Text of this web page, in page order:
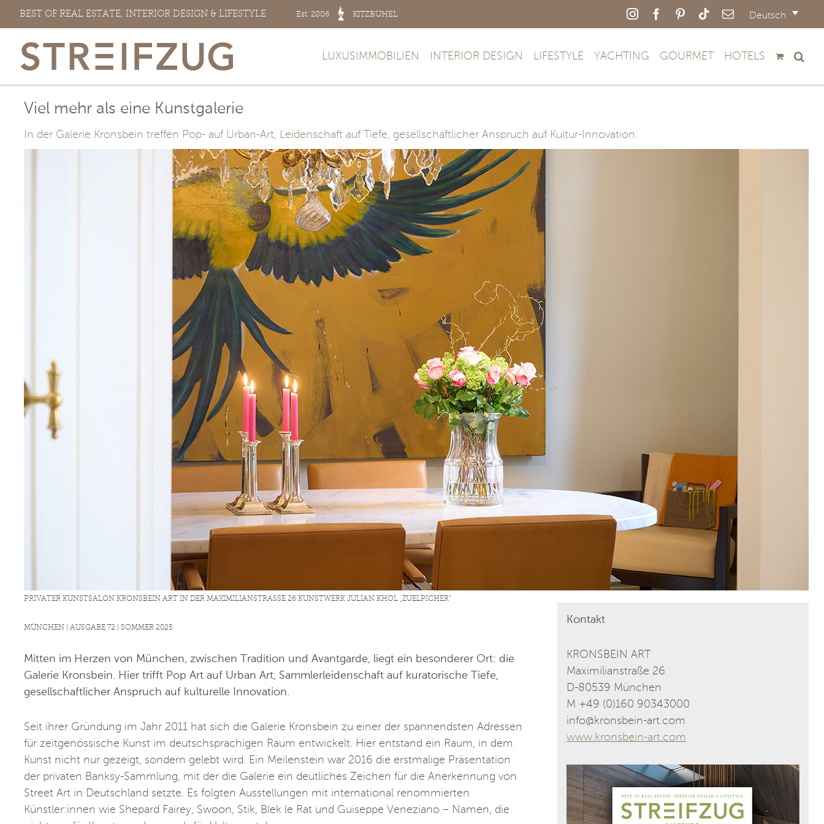
Zum
springen
BEST OF REAL ESTATE, INTERIOR DESIGN & LIFESTYLE Est. 2006 KITZBÜHEL Deutsch
InstagramFacebookPinterestTiktokE-
LUXUSIMMOBILIEN INTERIOR DESIGN LIFESTYLE YACHTING GOURMET HOTELS
Viel mehr als eine Kunstgalerie
In der Galerie Kronsbein treffen Pop- auf Urban-Art, Leidenschaft auf Tiefe, gesellschaftlicher Anspruch auf Kultur-Innovation.
PRIVATER KUNSTSALON KRONSBEIN ART IN DER MAXIMILIANSTRASSE 26 KUNSTWERK JULIAN KHOL „ZUELPICHER“
MÜNCHEN | AUSGABE 72 | SOMMER 2025
Mitten im Herzen von München, zwischen Tradition und Avantgarde, liegt ein besonderer Ort: die
Galerie Kronsbein. Hier trifft Pop Art auf Urban Art, Sammlerleidenschaft auf kuratorische Tiefe,
gesellschaftlicher Anspruch auf kulturelle Innovation.
Seit ihrer Gründung im Jahr 2011 hat sich die Galerie Kronsbein zu einer der spannendsten Adressen
für zeitgenössische Kunst im deutschsprachigen Raum entwickelt. Hier entstand ein Raum, in dem
Kunst nicht nur gezeigt, sondern gelebt wird. Ein Meilenstein war 2016 die erstmalige Präsentation
der privaten Banksy-Sammlung, mit der die Galerie ein deutliches Zeichen für die Anerkennung von
Street Art in Deutschland setzte. Es folgten Ausstellungen mit international renommierten
Künstler:innen wie Shepard Fairey, Swoon, Stik, Blek le Rat und Guiseppe Veneziano – Namen, die
Kontakt
KRONSBEIN ART
Maximilianstraße 26
D-80539 München
M +49 (0)160 90343000
info@kronsbein-art.com
www.kronsbein-art.com